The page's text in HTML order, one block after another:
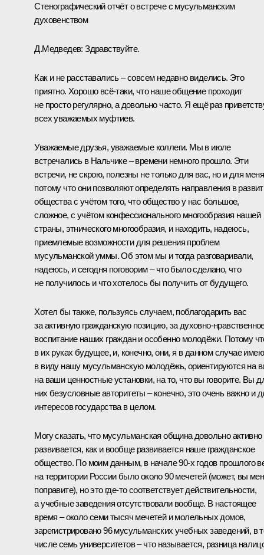
Стенографический отчёт о встрече с мусульманским
духовенством
Д.Медведев: Здравствуйте.
Как и не расставались – совсем недавно виделись. Это
приятно. Хорошо всё‑таки, что наше общение проходит
не просто регулярно, а довольно часто. Я ещё раз
всех уважаемых муфтиев.
Уважаемые друзья, уважаемые коллеги. Мы в июле
встречалисьв Нальчике – времени немного прошло. Эти
встречи, не скрою, полезны не только для вас, но и для
потому что они позволяют определять направления в
общества с учётом того, что общество у нас большое,
сложное, с учётом конфессионального многообразия нашей
страны, этнического многообразия, и находить, надеюсь,
приемлемые возможности для решения проблем
мусульманской уммы. Об этом мы и тогда разговаривали,
надеюсь, и сегодня поговорим – что было сделано, что
не получилось и что хотелось бы получить от будущего.
Хотел бы также, пользуясь случаем, поблагодарить вас
за активную гражданскую позицию, за духовно-
воспитание наших граждан и особенно молодёжи. Потому
в их руках будущее, и, конечно, они, я в данном случае имею
в виду нашу мусульманскую молодёжь, ориентируются на
на ваши ценностные установки, на то, что вы говорите. Вы
них безусловные авторитеты – конечно, это очень важно и
интересов государства в целом.
Могу сказать, что мусульманская община довольно активно
развивается, как и вообще развивается наше гражданское
общество. По моим данным, в начале 90-х годов прошлого
на территории России было около 90 мечетей (может, вы
поправите), но это где‑то соответствует действительности,
а учебные заведения отсутствовали вообще. В настоящее
время – около семи тысяч мечетей и молельных домов,
зарегистрировано 96 мусульманских учебных заведений, в
числе семь университетов – что называется, разница